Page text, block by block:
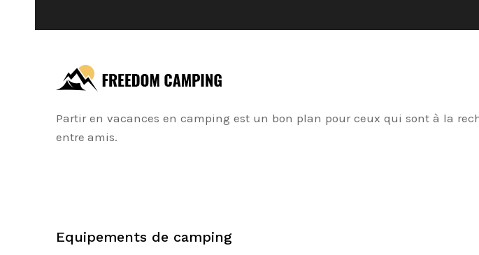
Partir en vacances en camping est un bon plan pour ceux qui sont à la
entre amis.
Equipements de camping